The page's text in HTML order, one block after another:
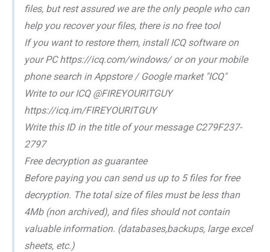
files, but rest assured we are the only people who can
help you recover your files, there is no free tool
If you want to restore them, install ICQ software on
your PC https://icq.com/windows/ or on your mobile
phone search in Appstore / Google market "ICQ"
Write to our ICQ @FIREYOURITGUY
https://icq.im/FIREYOURITGUY
Write this ID in the title of your message C279F237-
2797
Free decryption as guarantee
Before paying you can send us up to 5 files for free
decryption. The total size of files must be less than
4Mb (non archived), and files should not contain
valuable information. (databases,backups, large excel
sheets, etc.)